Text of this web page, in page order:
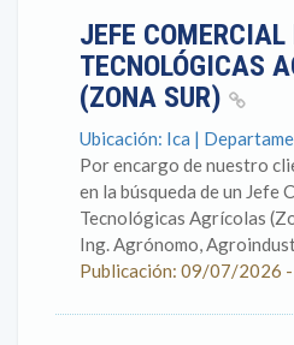
JEFE COMERCIAL
TECNOLÓGICAS
(ZONA SUR)
Ubicación: Ica |
Por encargo de nuestro
en la búsqueda de un Jefe
Tecnológicas Agrícolas
Ing. Agrónomo,
Publicación: 09/07/2026